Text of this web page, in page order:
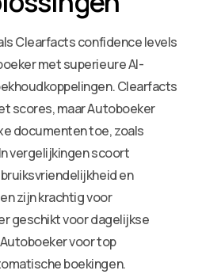
Clearfacts confidence levels
met superieure AI-
Clearfacts
scores, maar Autoboeker
documenten toe, zoals
vergelijkingen scoort
en
zijn krachtig voor
geschikt voor dagelijkse
voor top
boekingen.